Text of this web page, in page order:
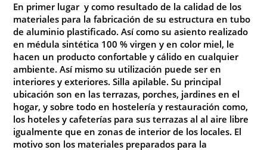
En primer lugar y como resultado de la calidad de los
materiales para la fabricación de su estructura en tubo
de aluminio plastificado. Así como su asiento realizado
en médula sintética 100 % virgen y en color miel, le
hacen un producto confortable y cálido en cualquier
ambiente. Así mismo su utilización puede ser en
interiores y exteriores. Silla apilable. Su principal
ubicación son en las terrazas, porches, jardines en el
hogar, y sobre todo en hostelería y restauración como,
los hoteles y cafeterías para sus terrazas al al aire libre
igualmente que en zonas de interior de los locales. El
motivo son los materiales preparados para la